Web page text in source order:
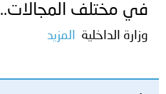
في مختلف المجالات..
وزارة الداخلية المزيد